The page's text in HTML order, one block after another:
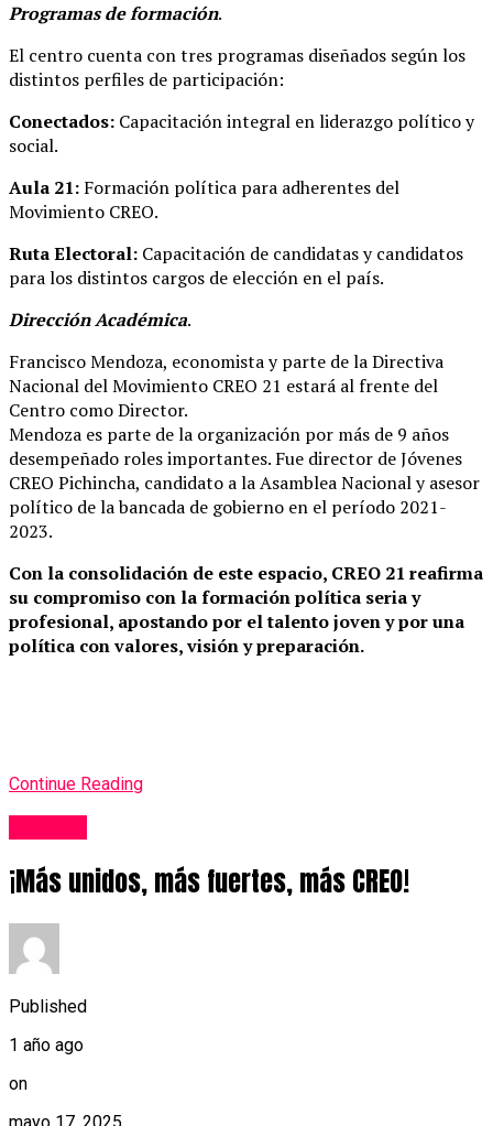
Programas de formación.
El centro cuenta con tres programas diseñados según los
distintos perfiles de participación:
Conectados: Capacitación integral en liderazgo político y
social.
Aula 21: Formación política para adherentes del
Movimiento CREO.
Ruta Electoral: Capacitación de candidatas y candidatos
para los distintos cargos de elección en el país.
Dirección Académica.
Francisco Mendoza, economista y parte de la Directiva
Nacional del Movimiento CREO 21 estará al frente del
Centro como Director.
Mendoza es parte de la organización por más de 9 años
desempeñado roles importantes. Fue director de Jóvenes
CREO Pichincha, candidato a la Asamblea Nacional y asesor
político de la bancada de gobierno en el período 2021-
2023.
Con la consolidación de este espacio, CREO 21 reafirma
su compromiso con la formación política seria y
profesional, apostando por el talento joven y por una
política con valores, visión y preparación.
Continue Reading
¡Más unidos, más fuertes, más CREO!
Published
1 año ago
on